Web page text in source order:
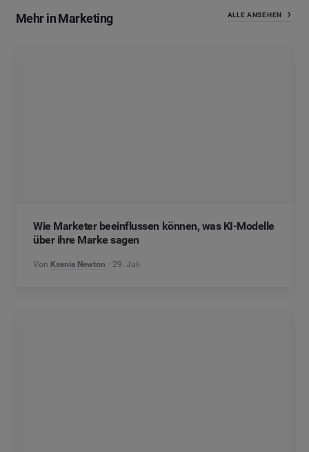
Mehr in Marketing ALLE ANSEHEN
Wie Marketer beeinflussen können, was KI-Modelle
über ihre Marke sagen
Von Ksenia Newton 29. Juli